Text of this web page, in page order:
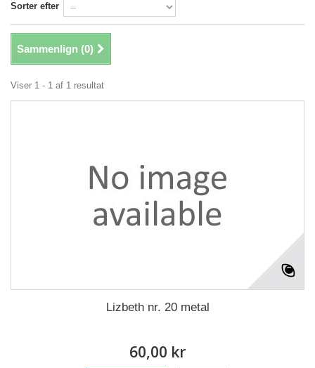
Sorter efter
Sammenlign (0)
Viser 1 - 1 af 1 resultat
Lizbeth nr. 20 metal
60,00 kr